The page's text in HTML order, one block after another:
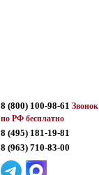
8 (800) 100-98-61 Звонок
по РФ бесплатно
8 (495) 181-19-81
8 (963) 710-83-00